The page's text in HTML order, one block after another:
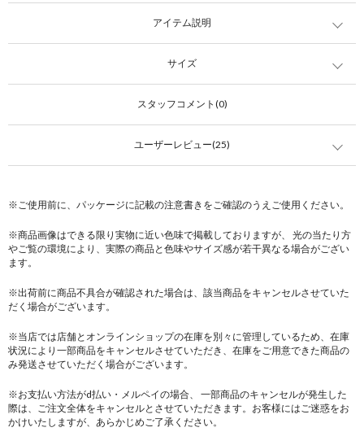
アイテム説明
サイズ
スタッフコメント(0)
ユーザーレビュー(25)
※ご使用前に、パッケージに記載の注意書きをご確認のうえご使用ください。
※商品画像はできる限り実物に近い色味で掲載しておりますが、 光の当たり方
やご覧の環境により、実際の商品と色味やサイズ感が若干異なる場合がござい
ます。
※出荷前に商品不具合が確認された場合は、該当商品をキャンセルさせていた
だく場合がございます。
※当店では店舗とオンラインショップの在庫を別々に管理しているため、在庫
状況により一部商品をキャンセルさせていただき、在庫をご用意できた商品の
み発送させていただく場合がございます。
※お支払い方法がd払い・メルペイの場合、 一部商品のキャンセルが発生した
際は、ご注文全体をキャンセルとさせていただきます。お客様にはご迷惑をお
かけいたしますが、あらかじめご了承ください。